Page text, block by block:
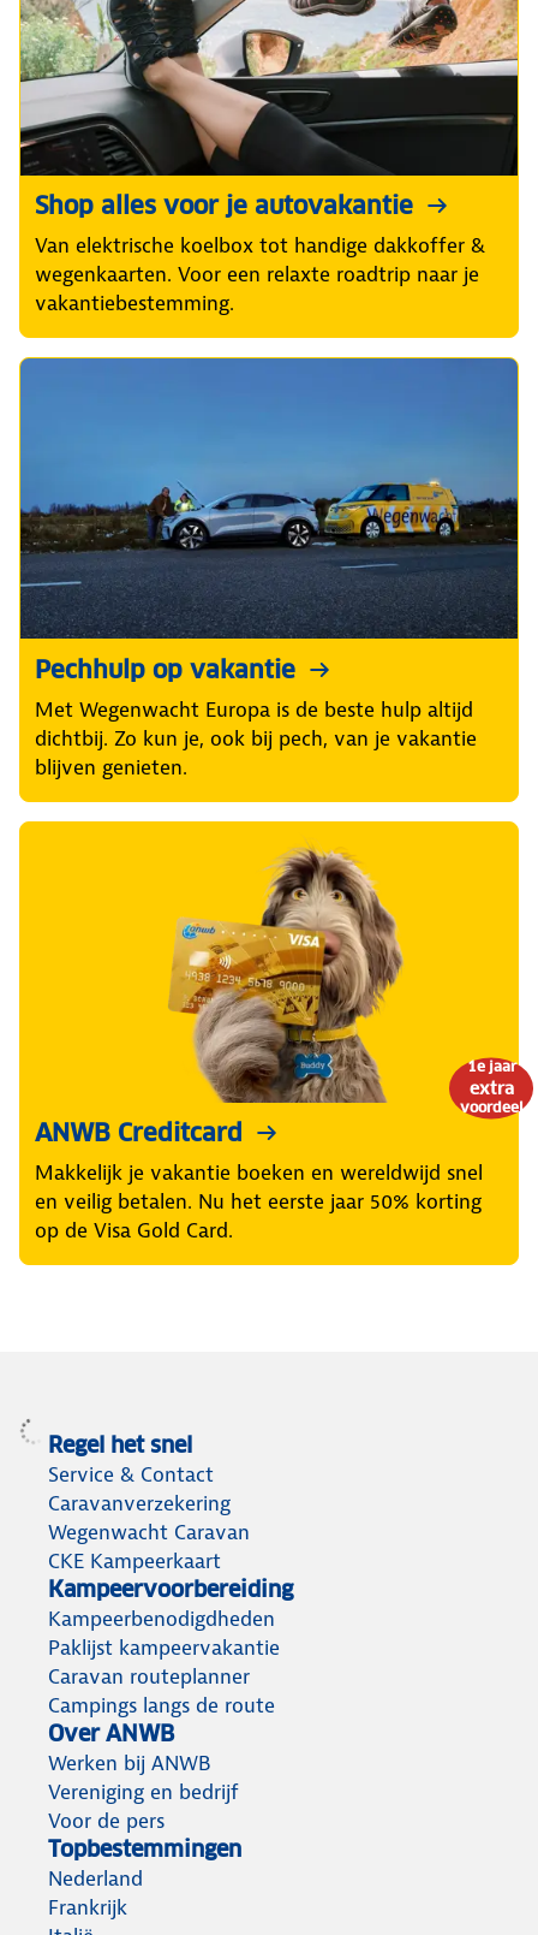
Shop alles voor je autovakantie
Van elektrische koelbox tot handige dakkoffer &
wegenkaarten. Voor een relaxte roadtrip naar je
vakantiebestemming.
Pechhulp op vakantie
Met Wegenwacht Europa is de beste hulp altijd
dichtbij. Zo kun je, ook bij pech, van je vakantie
blijven genieten.
1e jaar
extra
voordeel
ANWB Creditcard
Makkelijk je vakantie boeken en wereldwijd snel
en veilig betalen. Nu het eerste jaar 50% korting
op de Visa Gold Card.
Regel het snel
Service & Contact
Caravanverzekering
Wegenwacht Caravan
CKE Kampeerkaart
Kampeervoorbereiding
Kampeerbenodigdheden
Paklijst kampeervakantie
Caravan routeplanner
Campings langs de route
Over ANWB
Werken bij ANWB
Vereniging en bedrijf
Voor de pers
Topbestemmingen
Nederland
Frankrijk